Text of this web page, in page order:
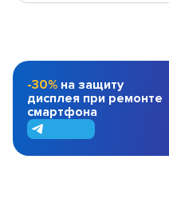
-30% на защиту
дисплея при ремонте
смартфона